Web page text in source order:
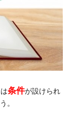
条件が設けられ
。